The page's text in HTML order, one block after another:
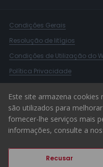
Condições Gerais
Resolução de litígios
Condições de Utilização do
Política Privacidade
Canal de Denúncias
© 2026 ERA Portugal
Este site armazena cookies
são utilizados para
fornecer-lhe serviços mais
informações, consulte a
Recusar